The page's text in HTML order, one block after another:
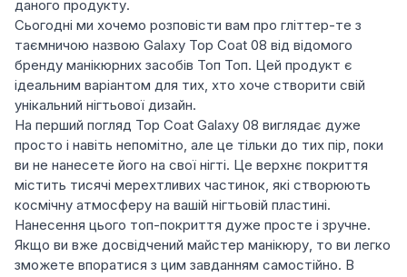
даного продукту.
Сьогодні ми хочемо розповісти вам про гліттер-те з
таємничою назвою Galaxy Top Coat 08 від відомого
бренду манікюрних засобів Топ Топ. Цей продукт є
ідеальним варіантом для тих, хто хоче створити свій
унікальний нігтьової дизайн.
На перший погляд Top Coat Galaxy 08 виглядає дуже
просто і навіть непомітно, але це тільки до тих пір, поки
ви не нанесете його на свої нігті. Це верхнє покриття
містить тисячі мерехтливих частинок, які створюють
космічну атмосферу на вашій нігтьовій пластині.
Нанесення цього топ-покриття дуже просте і зручне.
Якщо ви вже досвідчений майстер манікюру, то ви легко
зможете впоратися з цим завданням самостійно. В